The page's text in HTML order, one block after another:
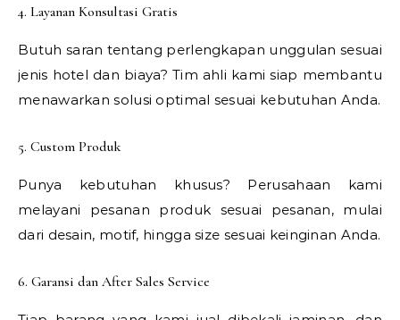
4. Layanan Konsultasi Gratis
Butuh saran tentang perlengkapan unggulan sesuai
jenis hotel dan biaya? Tim ahli kami siap membantu
menawarkan solusi optimal sesuai kebutuhan Anda.
5. Custom Produk
Punya kebutuhan khusus? Perusahaan kami
melayani pesanan produk sesuai pesanan, mulai
dari desain, motif, hingga size sesuai keinginan Anda.
6. Garansi dan After Sales Service